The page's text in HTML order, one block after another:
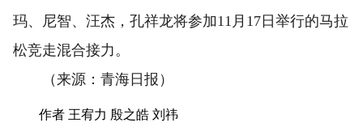
玛、尼智、汪杰，孔祥龙将参加11月17日举行的马拉
松竞走混合接力。
（来源：青海日报）
作者 王宥力 殷之皓 刘祎